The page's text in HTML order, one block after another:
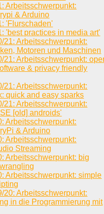
Arbeitsschwerpunkt:
& Arduino
'Flurschaden'
'best practices in media art'
21: Arbeitsschwerpunkt:
Motoren und Maschinen
21: Arbeitsschwerpunkt:
& privacy friendly
21: Arbeitsschwerpunkt:
quick and easy sparks
21: Arbeitsschwerpunkt:
[old] androids'
Arbeitsschwerpunkt:
& Arduino
Arbeitsschwerpunkt:
Streaming
Arbeitsschwerpunkt: big
Arbeitsschwerpunkt: simple
20: Arbeitsschwerpunkt:
in die Programmierung mit